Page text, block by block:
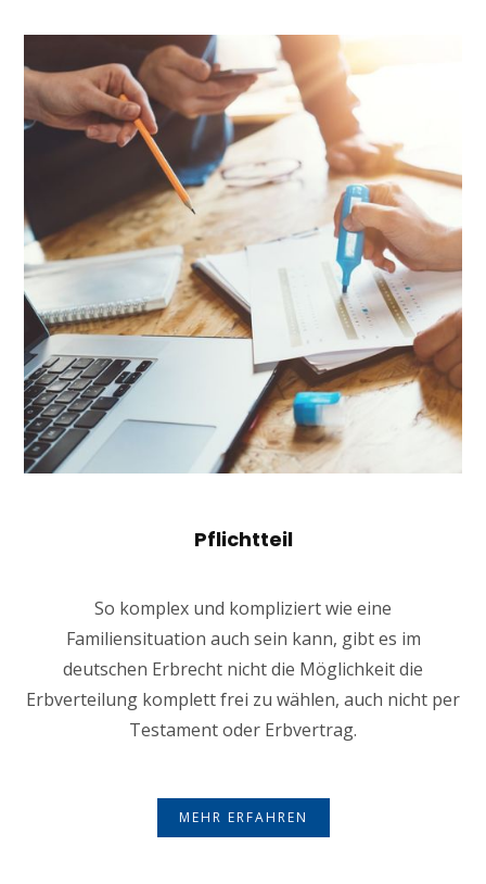
Pflichtteil
So komplex und kompliziert wie eine
Familiensituation auch sein kann, gibt es im
deutschen Erbrecht nicht die Möglichkeit die
Erbverteilung komplett frei zu wählen, auch nicht per
Testament oder Erbvertrag.
MEHR ERFAHREN